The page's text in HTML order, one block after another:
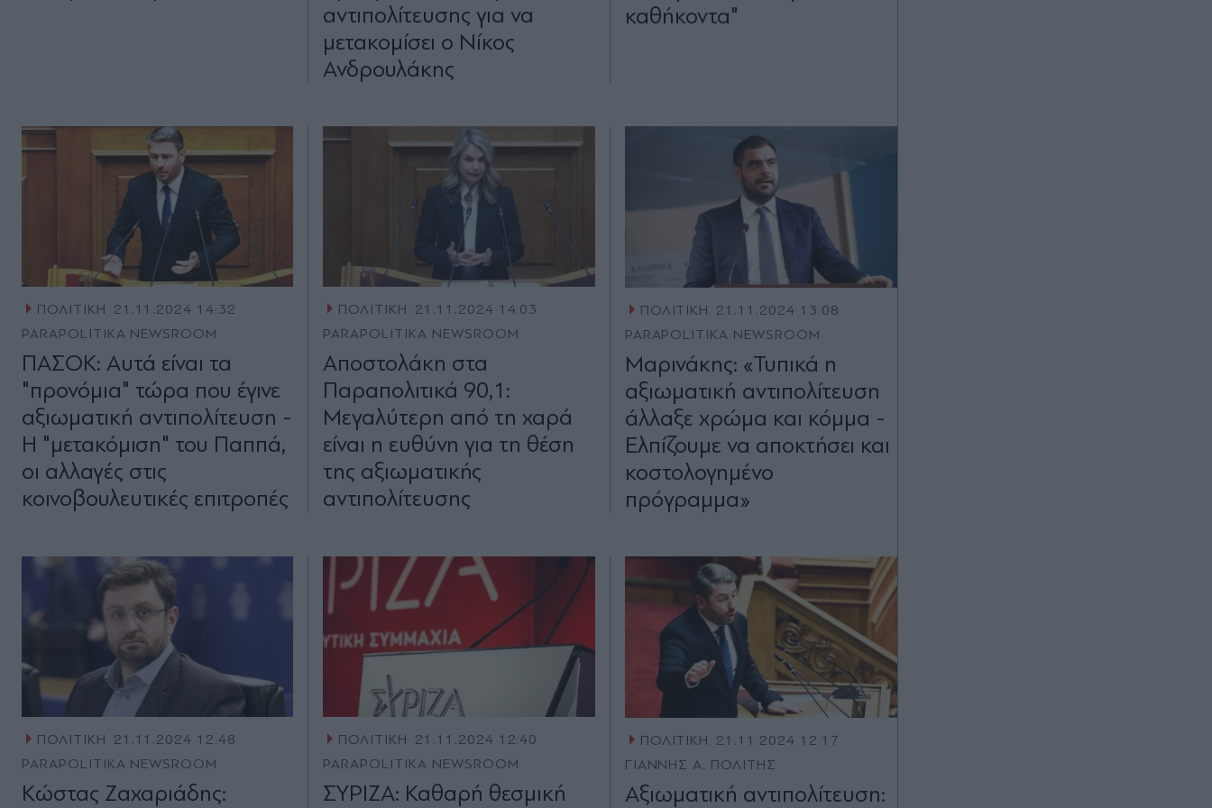
αντιπολίτευσης για να
μετακομίσει ο Νίκος
Ανδρουλάκης
καθήκοντα"
ΠΟΛΙΤΙΚΗ
21.11.2024 14:32
PARAPOLITIKA NEWSROOM
ΠΑΣΟΚ: Αυτά είναι τα
"προνόμια" τώρα που έγινε
αξιωματική αντιπολίτευση -
Η "μετακόμιση" του Παππά,
οι αλλαγές στις
κοινοβουλευτικές επιτροπές
ΠΟΛΙΤΙΚΗ
21.11.2024 14:03
PARAPOLITIKA NEWSROOM
Αποστολάκη στα
Παραπολιτικά 90,1:
Μεγαλύτερη από τη χαρά
είναι η ευθύνη για τη θέση
της αξιωματικής
αντιπολίτευσης
ΠΟΛΙΤΙΚΗ
21.11.2024 13:08
PARAPOLITIKA NEWSROOM
Μαρινάκης: «Τυπικά η
αξιωματική αντιπολίτευση
άλλαξε χρώμα και κόμμα -
Ελπίζουμε να αποκτήσει και
κοστολογημένο
πρόγραμμα»
ΠΟΛΙΤΙΚΗ
21.11.2024 12:48
PARAPOLITIKA NEWSROOM
Kώστας Ζαχαριάδης:
ΠΟΛΙΤΙΚΗ
21.11.2024 12:40
PARAPOLITIKA NEWSROOM
ΣΥΡΙΖΑ: Καθαρή θεσμική
ΠΟΛΙΤΙΚΗ
21.11.2024 12:17
ΓΙΑΝΝΗΣ Α. ΠΟΛΙΤΗΣ
Αξιωματική αντιπολίτευση: